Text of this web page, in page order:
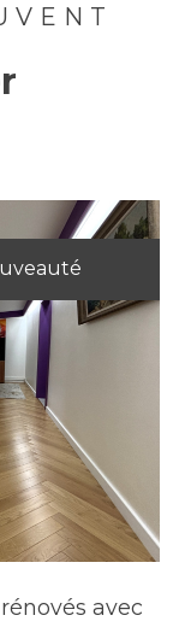
avec